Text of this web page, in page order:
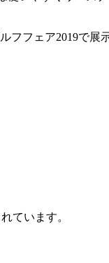
フェア2019で展
ています。